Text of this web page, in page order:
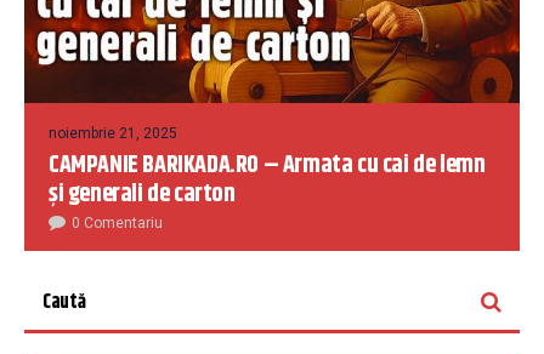
noiembrie 21, 2025
CAMPANIE BARIKADA.RO – Armata cu cai de lemn
și generali de carton
0 Comentariu